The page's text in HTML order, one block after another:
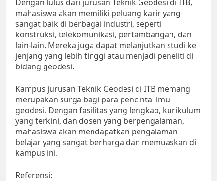
Dengan lulus dari jurusan Teknik Geodesi di ITB,
mahasiswa akan memiliki peluang karir yang
sangat baik di berbagai industri, seperti
konstruksi, telekomunikasi, pertambangan, dan
lain-lain. Mereka juga dapat melanjutkan studi ke
jenjang yang lebih tinggi atau menjadi peneliti di
bidang geodesi.
Kampus jurusan Teknik Geodesi di ITB memang
merupakan surga bagi para pencinta ilmu
geodesi. Dengan fasilitas yang lengkap, kurikulum
yang terkini, dan dosen yang berpengalaman,
mahasiswa akan mendapatkan pengalaman
belajar yang sangat berharga dan memuaskan di
kampus ini.
Referensi: